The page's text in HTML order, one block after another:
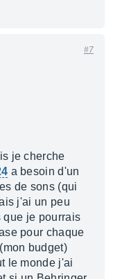
#7
je cherche
a besoin d'un
de sons (qui
j'ai un peu
que je pourrais
pour chaque
budget)
le monde j'ai